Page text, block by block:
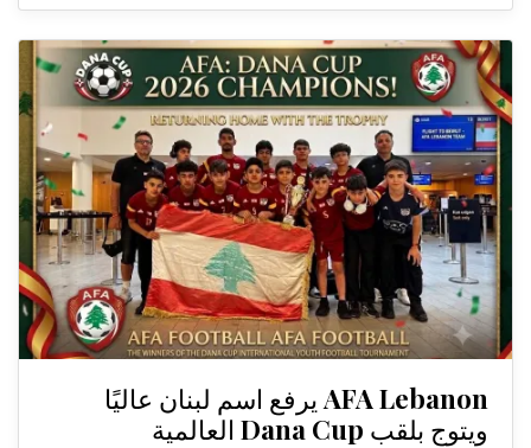
AFA Lebanon يرفع اسم لبنان عاليًا
ويتوج بلقب Dana Cup العالمية